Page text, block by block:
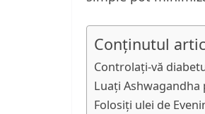
Conținutul
Controlați-vă
Luați
Folosiți ulei de